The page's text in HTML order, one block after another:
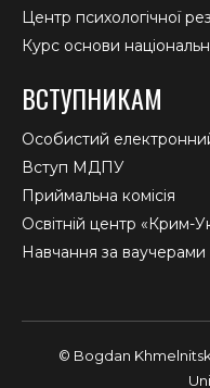
Центр психологічної
Курс основи
ВСТУПНИКАМ
Особистий
Вступ МДПУ
Приймальна комісія
Освітній центр «Крим-
Навчання за ваучерами
© Bogdan